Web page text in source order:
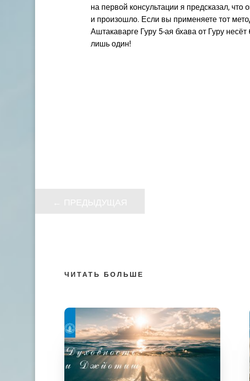
на первой консультации я предсказал, что
и произошло. Если вы применяете тот
Аштакаварге Гуру 5-ая бхава от Гуру
лишь один!
ЧИТАТЬ БОЛЬШЕ